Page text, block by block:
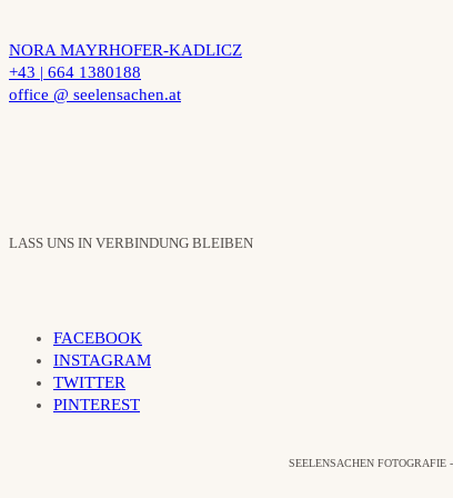
NORA MAYRHOFER-KADLICZ
+43 | 664 1380188
office @ seelensachen.at
LASS UNS IN VERBINDUNG BLEIBEN
FACEBOOK
INSTAGRAM
TWITTER
PINTEREST
SEELENSACHEN FOTOGRAFIE -